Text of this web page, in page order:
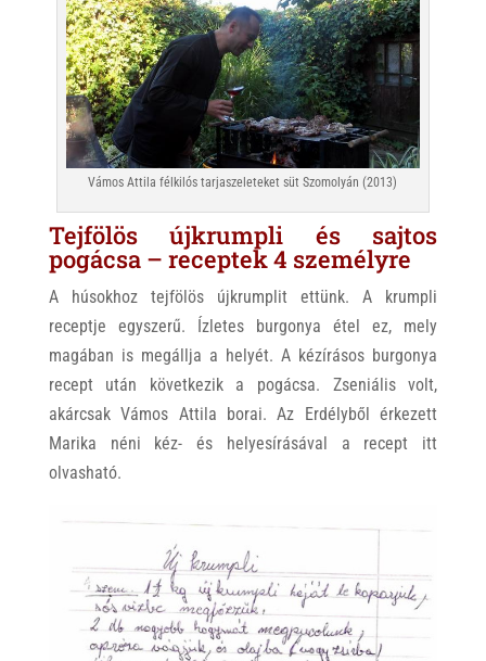
Vámos Attila félkilós tarjaszeleteket süt Szomolyán (2013)
Tejfölös újkrumpli és sajtos
pogácsa – receptek 4 személyre
A húsokhoz tejfölös újkrumplit ettünk. A krumpli
receptje egyszerű. Ízletes burgonya étel ez, mely
magában is megállja a helyét. A kézírásos burgonya
recept után következik a pogácsa. Zseniális volt,
akárcsak Vámos Attila borai. Az Erdélyből érkezett
Marika néni kéz- és helyesírásával a recept itt
olvasható.